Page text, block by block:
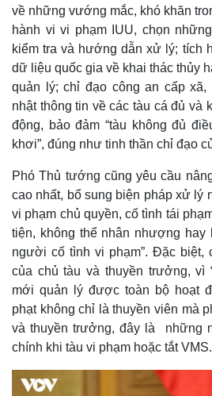
về những vướng mắc, khó khăn
hành vi vi phạm IUU, chọn
kiểm tra và hướng dẫn xử lý; tích
dữ liệu quốc gia về khai thác thủy
quản lý; chỉ đạo công an cấp
nhật thông tin về các tàu cá đủ và
động, bảo đảm “tàu không đủ
khơi”, đúng như tinh thần chỉ đạo
Phó Thủ tướng cũng yêu cầu
cao nhất, bổ sung biện pháp xử lý
vi phạm chủ quyền, cố tình tái
tiện, không thể nhân nhượng hay
người cố tình vi phạm”. Đặc biệt,
của chủ tàu và thuyền trưởng, vì
mới quản lý được toàn bộ hoạt
phạt không chỉ là thuyền viên mà
và thuyền trưởng, đây là những
chính khi tàu vi phạm hoặc tắt VMS.